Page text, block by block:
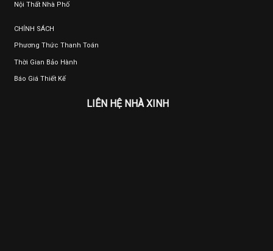
Nội Thất Nhà Phố
CHÍNH SÁCH
Phương Thức Thanh Toán
Thời Gian Bảo Hành
Báo Giá Thiết Kế
LIÊN HỆ NHÀ XINH